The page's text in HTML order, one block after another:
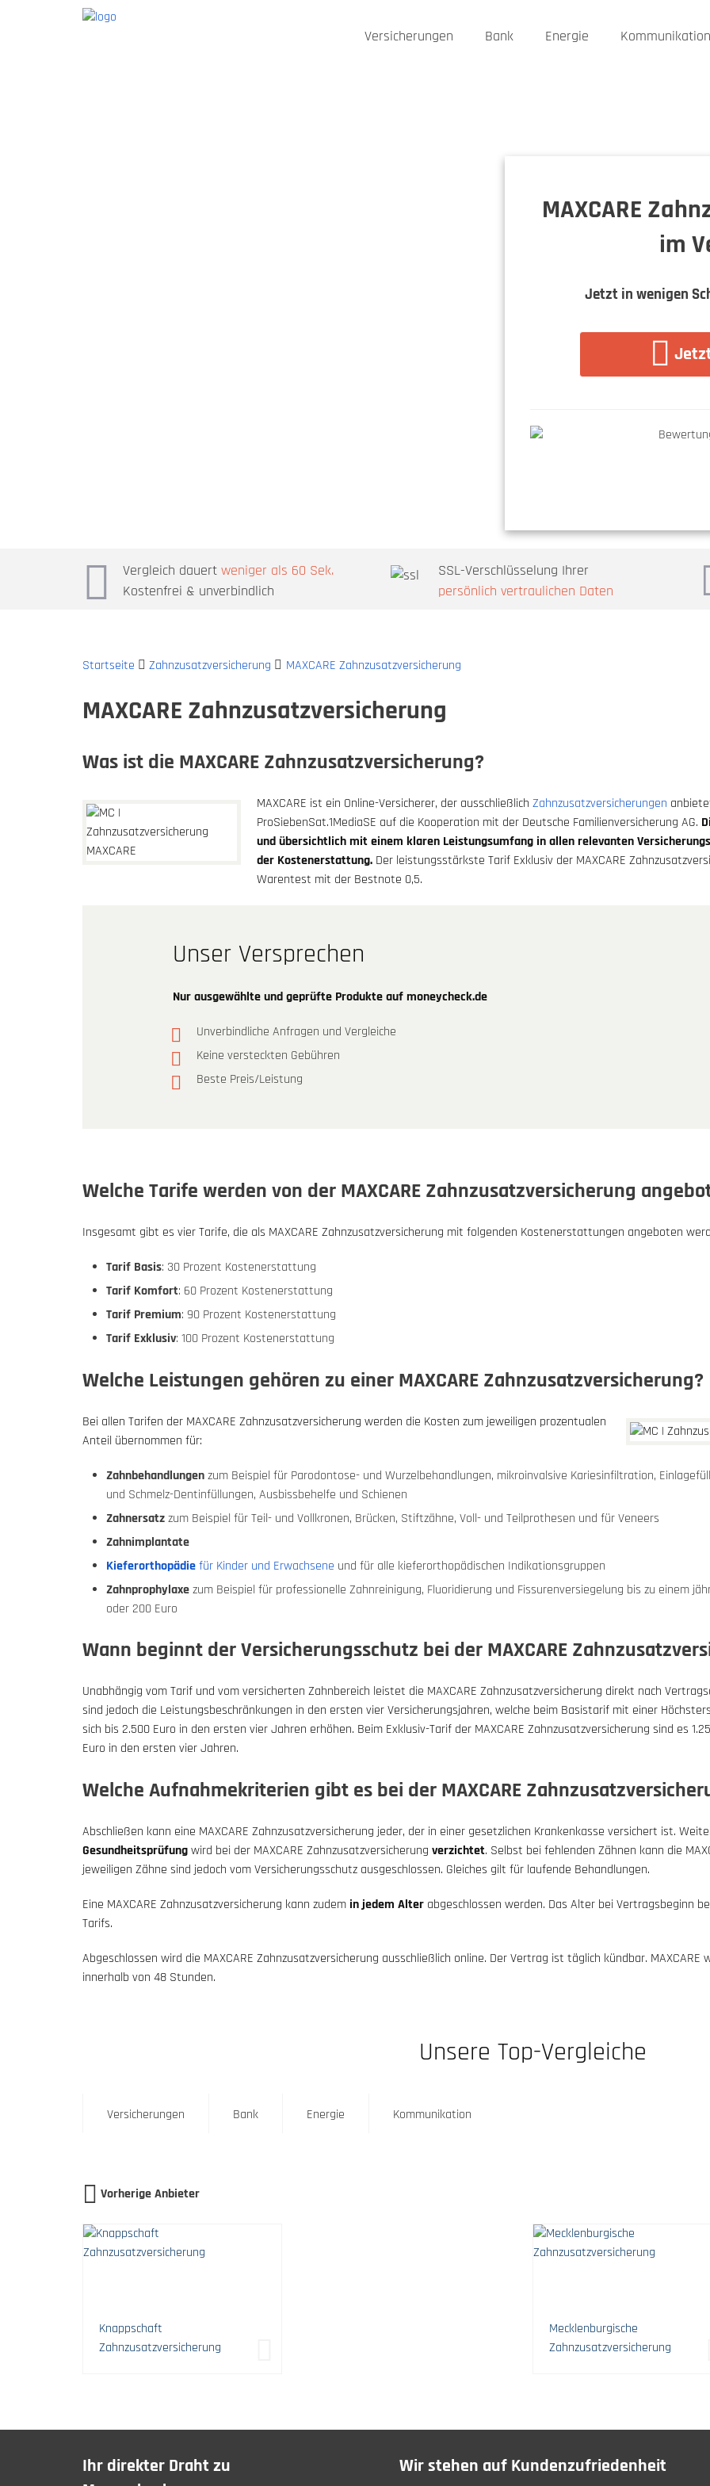
Versicherungen Bank Energie Kommunikation
MAXCARE
im
Jetzt in wenigen
Vergleich dauert weniger als 60 Sek.
Kostenfrei & unverbindlich
SSL-Verschlüsselung Ihrer
persönlich vertraulichen Daten
Startseite Zahnzusatzversicherung MAXCARE Zahnzusatzversicherung
MAXCARE Zahnzusatzversicherung
Was ist die MAXCARE Zahnzusatzversicherung?
MAXCARE ist ein Online-Versicherer, der ausschließlich Zahnzusatzversicherungen
ProSiebenSat.1MediaSE auf die Kooperation mit der Deutsche Familienversicherung AG.
und übersichtlich mit einem klaren Leistungsumfang in allen relevanten
der Kostenerstattung. Der leistungsstärkste Tarif Exklusiv der MAXCARE
Warentest mit der Bestnote 0,5.
Unser Versprechen
Nur ausgewählte und geprüfte Produkte auf moneycheck.de
Unverbindliche Anfragen und Vergleiche
Keine versteckten Gebühren
Beste Preis/Leistung
Welche Tarife werden von der MAXCARE Zahnzusatzversicherung
Insgesamt gibt es vier Tarife, die als MAXCARE Zahnzusatzversicherung mit folgenden Kostenerstattungen angeboten
Tarif Basis: 30 Prozent Kostenerstattung
Tarif Komfort: 60 Prozent Kostenerstattung
Tarif Premium: 90 Prozent Kostenerstattung
Tarif Exklusiv: 100 Prozent Kostenerstattung
Welche Leistungen gehören zu einer MAXCARE Zahnzusatzversicherung?
Bei allen Tarifen der MAXCARE Zahnzusatzversicherung werden die Kosten zum jeweiligen prozentualen
Anteil übernommen für:
Zahnbehandlungenzum Beispiel für Parodontose- und Wurzelbehandlungen, mikroinvalsive Kariesinfiltration,
und Schmelz-Dentinfüllungen, Ausbissbehelfe und Schienen
Zahnersatzzum Beispiel für Teil- und Vollkronen, Brücken, Stiftzähne, Voll- und Teilprothesen und für Veneers
Zahnimplantate
Kieferorthopädiefür Kinder und Erwachsene und für alle kieferorthopädischen Indikationsgruppen
Zahnprophylaxezum Beispiel für professionelle Zahnreinigung, Fluoridierung und Fissurenversiegelung bis zu einem
oder 200 Euro
Wann beginnt der Versicherungsschutz bei der MAXCARE
Unabhängig vom Tarif und vom versicherten Zahnbereich leistet die MAXCARE Zahnzusatzversicherung direkt nach
sind jedoch die Leistungsbeschränkungen in den ersten vier Versicherungsjahren, welche beim Basistarif mit einer
sich bis 2.500 Euro in den ersten vier Jahren erhöhen. Beim Exklusiv-Tarif der MAXCARE Zahnzusatzversicherung sind es
Euro in den ersten vier Jahren.
Welche Aufnahmekriterien gibt es bei der MAXCARE
Abschließen kann eine MAXCARE Zahnzusatzversicherung jeder, der in einer gesetzlichen Krankenkasse versichert ist.
Gesundheitsprüfungwird bei der MAXCARE Zahnzusatzversicherung verzichtet. Selbst bei fehlenden Zähnen kann die
jeweiligen Zähne sind jedoch vom Versicherungsschutz ausgeschlossen. Gleiches gilt für laufende Behandlungen.
Eine MAXCARE Zahnzusatzversicherung kann zudem in jedem Alter abgeschlossen werden. Das Alter bei Vertragsbeginn
Tarifs.
Abgeschlossen wird die MAXCARE Zahnzusatzversicherung ausschließlich online. Der Vertrag ist täglich kündbar.
innerhalb von 48 Stunden.
Unsere Top-Vergleiche
Versicherungen Bank Energie Kommunikation
Vorherige Anbieter
Knappschaft
Zahnzusatzversicherung
Mecklenburgische
Zahnzusatzversicherung
Ihr direkter Draht zu
Wir stehen auf Kundenzufriedenheit